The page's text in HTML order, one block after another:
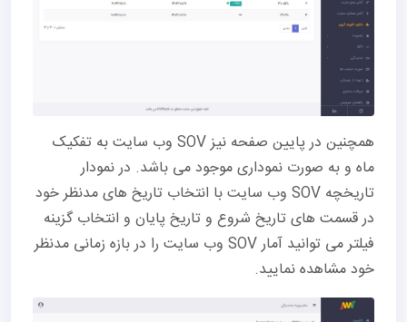
همچنین در پایین صفحه نیز SOV وب سایت به تفکیک
ماه و به صورت نموداری موجود می باشد. در نمودار
تاریخچه SOV وب سایت با انتخاب تاریخ های مدنظر خود
در قسمت های تاریخ شروع و تاریخ پایان و انتخاب گزینه
فیلتر می توانید آمار SOV وب سایت را در بازه زمانی مدنظر
خود مشاهده نمایید.